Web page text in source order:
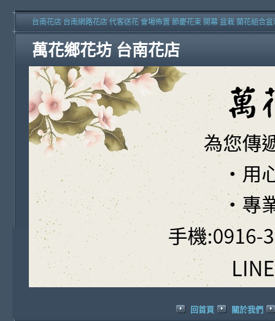
萬花鄉花坊 台南花店
台南花店 台南網路花店 代客送花 會場佈置 節慶花束 開幕 盆栽 蘭花組合
回首頁 關於我們